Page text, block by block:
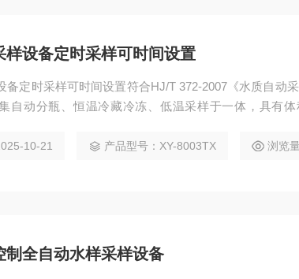
样设备定时采样可时间设置
备定时采样可时间设置符合HJ/T 372-2007《水质自动
自动分瓶、恒温冷藏冷冻、低温采样于一体，具有体
10-21 产品型号：XY-8003TX 浏览
制全自动水样采样设备